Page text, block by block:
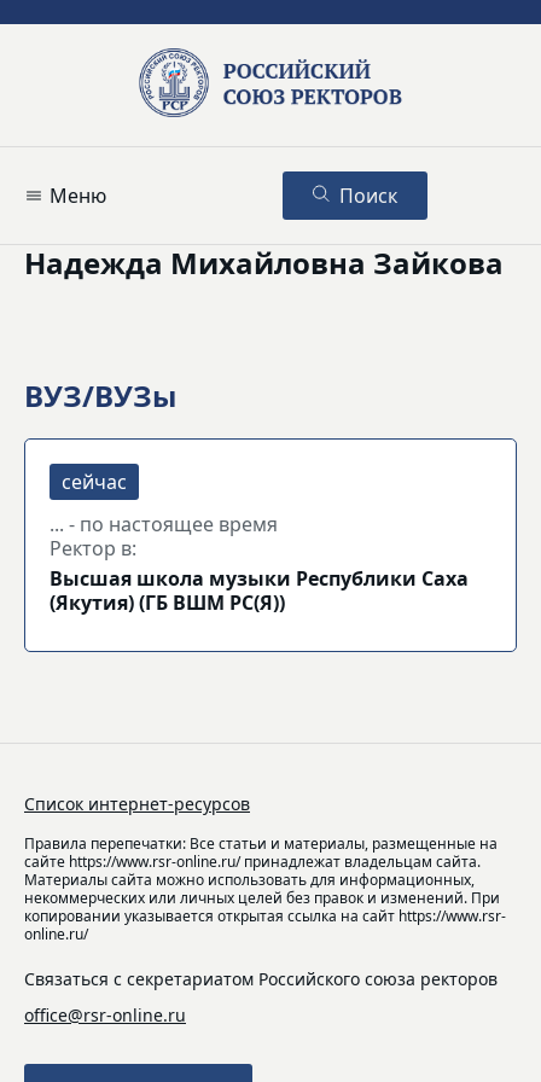
Меню Поиск
Надежда Михайловна Зайкова
ВУЗ/ВУЗы
... - по настоящее время
Ректор в:
Высшая школа музыки Республики Саха
(Якутия) (ГБ ВШМ РС(Я))
Список интернет-ресурсов
Правила перепечатки: Все статьи и материалы, размещенные на
сайте https://www.rsr-online.ru/ принадлежат владельцам сайта.
Материалы сайта можно использовать для информационных,
некоммерческих или личных целей без правок и изменений. При
копировании указывается открытая ссылка на сайт https://www.rsr-
online.ru/
Связаться с секретариатом Российского союза ректоров
office@rsr-online.ru